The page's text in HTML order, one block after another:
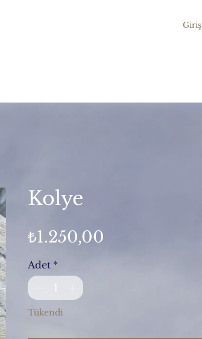
Giriş
Kolye
₺1.250,00
Adet *
Tükendi